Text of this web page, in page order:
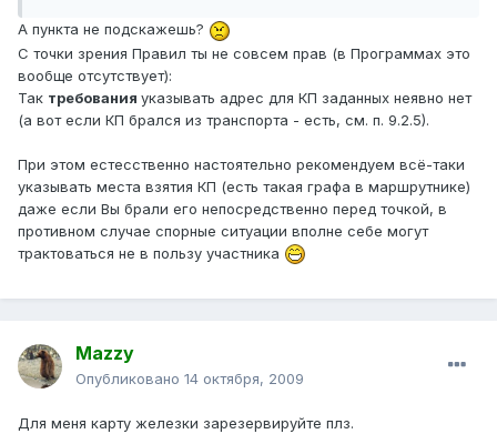
А пункта не подскажешь?
С точки зрения Правил ты не совсем прав (в Программах это
вообще отсутствует):
Так требования указывать адрес для КП заданных неявно нет
(а вот если КП брался из транспорта - есть, см. п. 9.2.5).
При этом естесственно настоятельно рекомендуем всё-таки
указывать места взятия КП (есть такая графа в маршрутнике)
даже если Вы брали его непосредственно перед точкой, в
противном случае спорные ситуации вполне себе могут
трактоваться не в пользу участника
Mazzy
Опубликовано 14 октября, 2009
Для меня карту железки зарезервируйте плз.